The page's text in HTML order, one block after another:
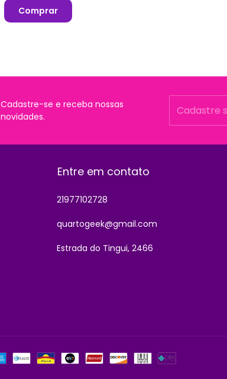
Comprar
Cadastre-se e receba nossas
novidades.
Entre em contato
21977102728
quartogeek@gmail.com
Estrada do Tingui, 2466